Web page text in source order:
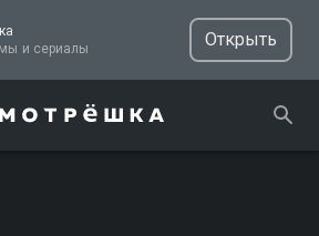
ТВ, фильмы и сериалы
Открыть